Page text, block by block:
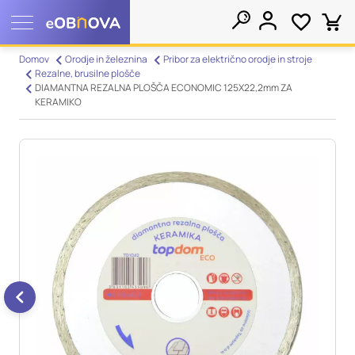
Domov Orodje in železnina
Pribor za električno orodje in stroje
Rezalne, brusilne plošče
DIAMANTNA REZALNA PLOŠČA ECONOMIC 125X22,2mm ZA
KERAMIKO
Nastavitve piškotkov
Vaša zasebnost
nastavitve, vašo napravo ali pa skrbijo, da vaše spletno mesto
deluje v skladu z vašimi pričakovanji. Te informacije običajno
ne razkrivajo neposredno vaše identitete, vendar vam lahko
zagotovijo bolj prilagojeno spletno uporabniško izkušnjo.
Nekatere vrste piškotkov lahko zavrnete. Klikajte različna
imena kategorij, da si ogledate več informacij in spremenite
privzete nastavitve. Blokiranje določenih vrst piškotkov vpliva
na vašo uporabo tega spletnega mesta in naše storitve.
informacij
Obvezni piškotki
Vedno aktivni